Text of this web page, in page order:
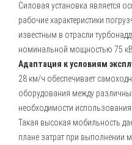
Силовая установка является
рабочие характеристики
известным в отрасли
номинальной мощностью 75
Адаптация к условиям
28 км/ч обеспечивает
оборудования между
необходимости использования
Такая высокая мобильность
плане затрат при выполнении